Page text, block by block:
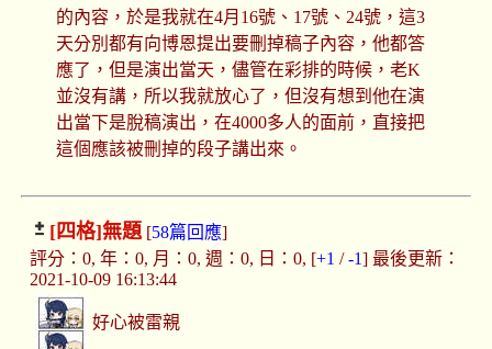
的內容，於是我就在4月16號、17號、24號，這3
天分別都有向博恩提出要刪掉稿子內容，他都答
應了，但是演出當天，儘管在彩排的時候，老K
並沒有講，所以我就放心了，但沒有想到他在演
出當下是脫稿演出，在4000多人的面前，直接把
這個應該被刪掉的段子講出來。
[四格]無題[58篇回應]
評分：0, 年：0, 月：0, 週：0, 日：0, [+1 /-1] 最後更新：
2021-10-09 16:13:44
好心被雷親